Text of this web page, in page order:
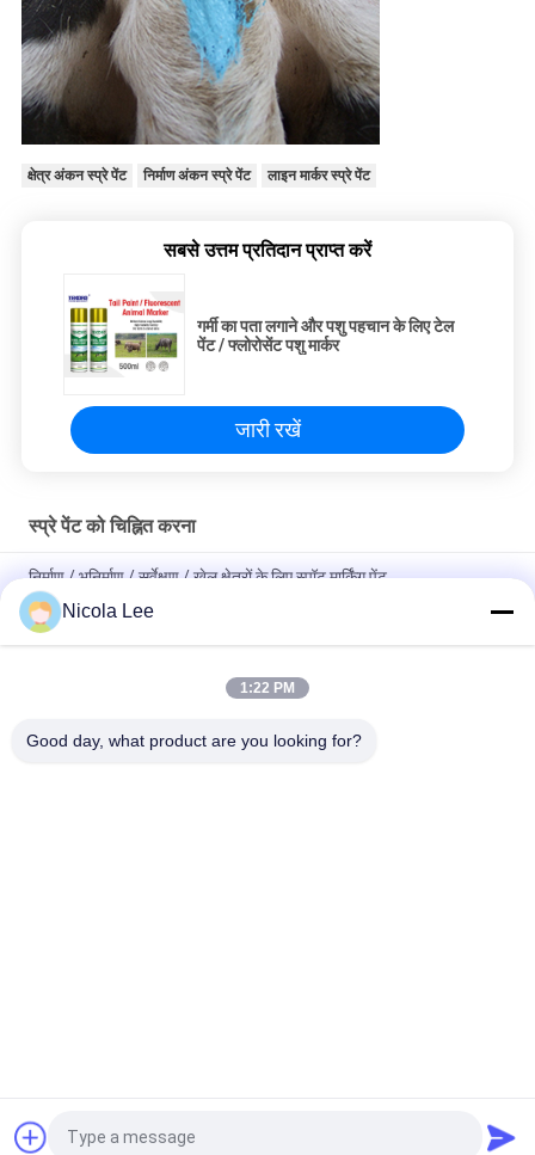
क्षेत्र अंकन स्प्रे पेंट निर्माण अंकन स्प्रे पेंट लाइन मार्कर स्प्रे पेंट
सबसे उत्तम प्रतिदान प्राप्त करें
गर्मी का पता लगाने और पशु पहचान के लिए टेल
पेंट / फ्लोरोसेंट पशु मार्कर
जारी रखें
स्प्रे पेंट को चिह्नित करना
निर्माण / भूनिर्माण / सर्वेक्षण / खेल क्षेत्रों के लिए स्पॉट मार्किंग पेंट
लाइन मार्कर स्प्रे पेंट टोल्यूनि फ्री और CFC हाइलाइटिंग और मार्किंग आउट क्षेत्रों के
लिए मुफ्त
लाइन मार्किंग पेंट कंस्ट्रक्शन फील्ड्स / पार्किंग फील्ड्स / स्पोर्ट्स फील्ड्स /
Nicola Lee
1:22 PM
Good day, what product are you looking for?